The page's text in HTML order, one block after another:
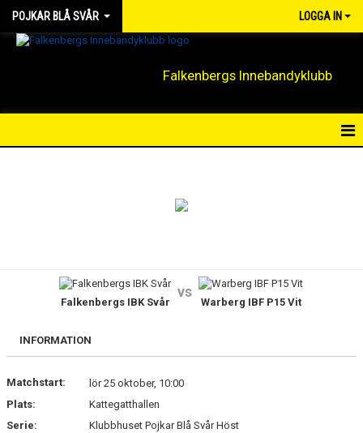
POJKAR BLÅ SVÅR LOGGA IN
Falkenbergs Innebandyklubb
BILDGALLERI
KONTAKT
Falkenbergs IBK Svår
vs
Warberg IBF P15 Vit
INFORMATION
Matchstart:
lör 25 oktober, 10:00
Plats:
Kattegatthallen
Serie:
Klubbhuset Pojkar Blå Svår Höst